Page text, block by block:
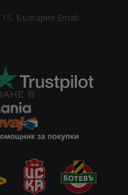
България Email: